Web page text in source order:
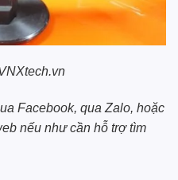
Facebook, qua Zalo, hoặc
nếu như cần hỗ trợ tìm